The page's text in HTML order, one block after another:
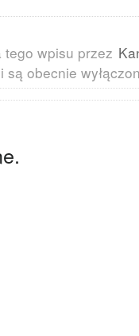
wpisu przez
obecnie